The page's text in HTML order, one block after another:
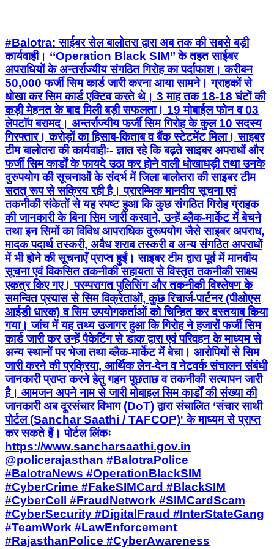
#Balotra: साईबर सेल बालोतरा द्वारा अब तक की सबसे बड़ी
कार्यवाही। ‘‘Operation Black SIM’’ के तहत साईबर
अपराधियों के अन्तर्राज्यीय संगठित गिरोह का पर्दाफाश। करीबन
50,000 फर्जी सिम कार्ड जारी करना आया सामने। ग्राहकों से
धोखा कर सिम कार्ड एक्टिव करते थे। 3 माह तक 18-18 घंटों की
कड़ी मेहनत के बाद मिली बड़ी सफलता। 19 मोबाईल फोन व 03
लेपटाॅप बरामद। अन्तर्राज्यीय फर्जी सिम गिरोह के कुल 10 सदस्य
गिरफ्तार। करोड़ों का हिसाब-किताब व बैंक स्टेटमेंट मिला। साइबर
टीम बालोतरा की कार्यवाहीः- ज्ञात रहे कि बढ़ते साइबर अपराधों और
फर्जी सिम कार्डों के फायदे उठा कर होने वाली धोखाधड़ी तथा उनके
दुरुपयोग की सूचनाओं के संदर्भ में जिला बालोतरा की साइबर टीम
सतत् रूप से सक्रिय रही है। प्रारम्भिक मानवीय सूचना एवं
तकनीकी संकेतों से यह स्पष्ट हुआ कि कुछ संगठित गिरोह ग्राहक
की जानकारी के बिना सिम जारी करवाने, उन्हें ब्लैक-मार्केट में बेचने
तथा इन सिमों का विविध आपराधिक दुरूपयोग जैसे साइबर अपराध,
मादक पदार्थ तस्करी, अवैध शराब तस्करी व अन्य संगठित अपराधों
में भी होने की सूचनाएँ प्राप्त हुईं। साइबर टीम द्वारा पूर्व में मानवीय
सूचना एवं विकसित तकनीकी सहायता से विस्तृत तकनीकी साक्ष्य
एकत्र किए गए। परम्परागत पुलिसिंग और तकनीकी विश्लेषण के
समन्वित प्रयास से सिम विक्रेताओं, कुछ रिचार्ज-पार्टनर (पीओएस
आईडी धारक) व सिम उपयोगकर्ताओं को चिन्हित कर दस्तयाब किया
गया। जांच में यह तथ्य उजागर हुआ कि गिरोह ने हजारों फर्जी सिम
कार्ड जारी कर उन्हें पैकेटिंग से डाक द्वारा एवं परिवहन के माध्यम से
अन्य स्थानों पर भेजा तथा ब्लैक-मार्केट में बेचा। आरोपियों से सिम
जारी करने की प्रक्रिया, आर्थिक लेन-देन व नेटवर्क संचालन संबंधी
जानकारी प्राप्त करने हेतु गहन पूछताछ व तकनीकी सत्यापन जारी
है। आमजन अपने नाम से जारी मोबाइल सिम कार्डों की संख्या की
जानकारी अब दूरसंचार विभाग (DoT) द्वारा संचालित ‘संचार साथी
पोर्टल (Sanchar Saathi / TAFCOP)' के माध्यम से प्राप्त
कर सकते हैं। पोर्टल लिंकः
https://www.sancharsaathi.gov.in
@policerajasthan #BalotraPolice
#BalotraNews #OperationBlackSIM
#CyberCrime #FakeSIMCard #BlackSIM
#CyberCell #FraudNetwork #SIMCardScam
#CyberSecurity #DigitalFraud #InterStateGang
#TeamWork #LawEnforcement
#RajasthanPolice #CyberAwareness